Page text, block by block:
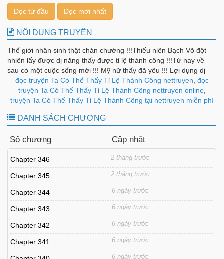
Đọc từ đầu Đọc mới nhất
NỘI DUNG TRUYỆN
Thế giới nhân sinh thật chán chường !!!Thiếu niên Bạch Võ đột
nhiên lấy được dị năng thấy được tỉ lệ thành công !!!Từ nay về
sau có một cuộc sống mới !!! Mỹ nữ thấy đã yêu !!! Lợi dụng dị
năng đó đi về nhân sinh đỉnh phong !!
đọc truyện Ta Có Thể Thấy Tỉ Lệ Thành Công nettruyen đọc
truyện Ta Có Thể Thấy Tỉ Lệ Thành Công nettruyen online,
truyện Ta Có Thể Thấy Tỉ Lệ Thành Công tại nettruyen miễn phí
DANH SÁCH CHƯƠNG
Số chương Cập nhật
Chapter 346 2 tháng trước
Chapter 345 2 tháng trước
Chapter 344 6 ngày trước
Chapter 343 6 ngày trước
Chapter 342 6 ngày trước
Chapter 341 6 ngày trước
6 ngày trước